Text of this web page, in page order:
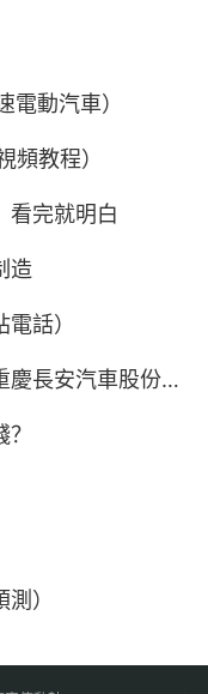
動汽車）
頻教程）
看完就明白
造
話）
股份有限公司簡介）
）